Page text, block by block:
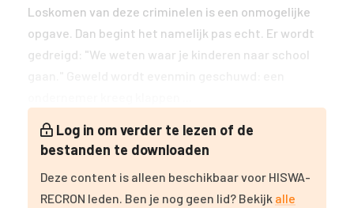
Loskomen van deze criminelen is een onmogelijke
opgave. Dan begint het namelijk pas echt. Er wordt
gedreigd: "We weten waar je kinderen naar school
Log in om verder te lezen of de
bestanden te downloaden
Deze content is alleen beschikbaar voor HISWA-
RECRON leden. Ben je nog geen lid? Bekijk alle